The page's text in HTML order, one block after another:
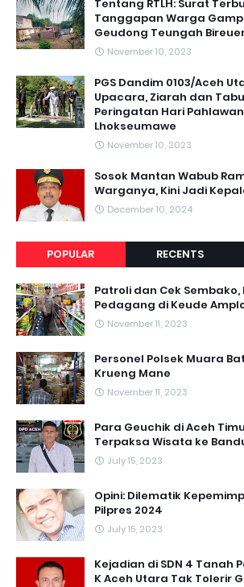
Tentang RTLH: Surat
Tanggapan Warga
Geudong Teungah
November 10, 2023
PGS Dandim 0103/Aceh
Upacara, Ziarah dan
Peringatan Hari Pahlawan
Lhokseumawe
November 10, 2023
Sosok Mantan Wabub
Warganya, Kini Jadi
December 10, 2024
POPULAR RECENTS
Patroli dan Cek Sembako,
Pedagang di Keude
November 11, 2023
Personel Polsek Muara
Krueng Mane
November 11, 2023
Para Geuchik di Aceh
Terpaksa Wisata ke
July 15, 2023
Opini: Dilematik
Pilpres 2024
July 15, 2023
Kejadian di SDN 4 Tanah
K Aceh Utara Tak Tolerir